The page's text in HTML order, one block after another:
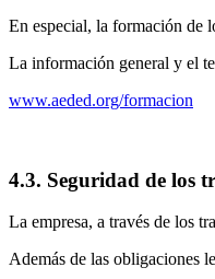
En especial, la formación de
La información general y el
www.aeded.org/formacion
4.3. Seguridad de los
La empresa, a través de los
Además de las obligaciones